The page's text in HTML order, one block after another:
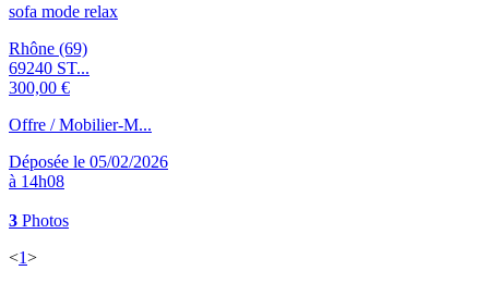
sofa mode relax
Rhône (69)
69240 ST...
300,00 €
Offre / Mobilier-M...
Déposée le 05/02/2026
à 14h08
3 Photos
<1>